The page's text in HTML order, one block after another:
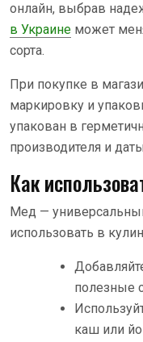
онлайн, выбрав
в Украине может
сорта.
При покупке в
маркировку и
упакован в
производителя и
Как
Мед —
использовать в
полезные
каш или